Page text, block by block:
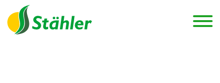
string(78) "Test 12 {FONT:12} // Dosierungen: test 123 dfasdf
asdfW134 245 34" string(62) "Test 12 {FONT:12} Dosierungen: test
123 dfasdf asdfW134 245 34"